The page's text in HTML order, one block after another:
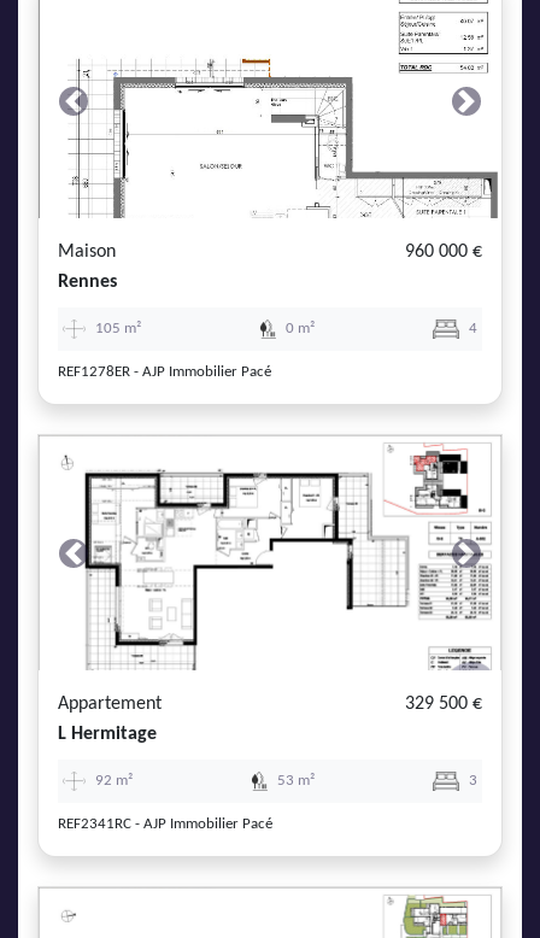
Previous Next
Maison
960 000 €
Rennes
105 m² 0 m² 4
REF1278ER - AJP Immobilier Pacé
Previous Next
Appartement
329 500 €
L Hermitage
92 m² 53 m² 3
REF2341RC - AJP Immobilier Pacé